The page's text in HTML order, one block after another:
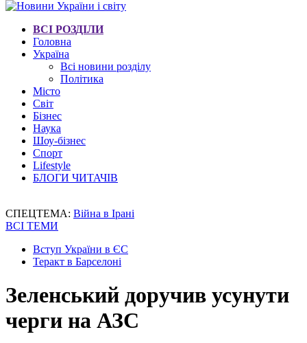
ВСІ РОЗДІЛИ
Головна
Україна
Всі новини розділу
Політика
Місто
Світ
Бізнес
Наука
Шоу-бізнес
Спорт
Lifestyle
БЛОГИ ЧИТАЧІВ
СПЕЦТЕМА: Війна в Ірані
ВСІ ТЕМИ
Вступ України в ЄС
Теракт в Барселоні
Зеленський доручив усунути
черги на АЗС